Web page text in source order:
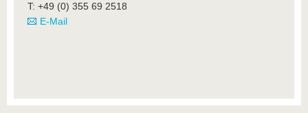
T: +49 (0) 355 69 2518
E-Mail